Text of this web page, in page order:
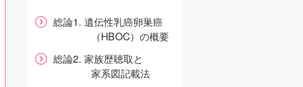
総論1. 遺伝性乳癌卵巣癌
（HBOC）の概要
総論2. 家族歴聴取と
家系図記載法